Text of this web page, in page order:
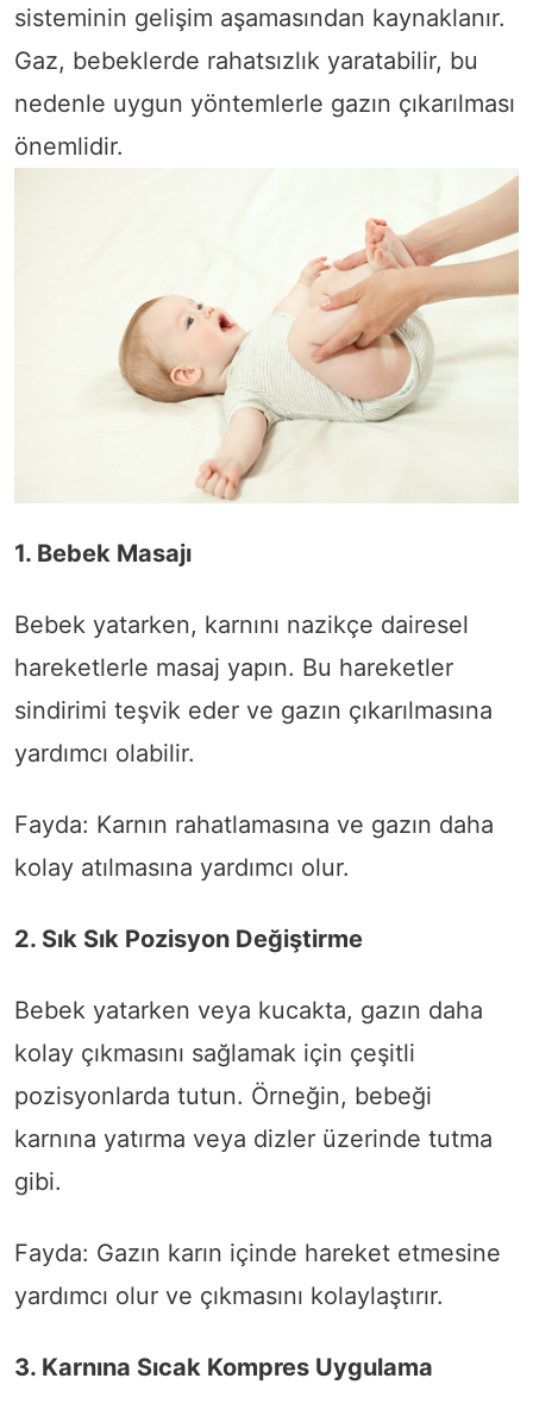
sisteminin gelişim aşamasından kaynaklanır.
Gaz, bebeklerde rahatsızlık yaratabilir, bu
nedenle uygun yöntemlerle gazın çıkarılması
önemlidir.
1. Bebek Masajı
Bebek yatarken, karnını nazikçe dairesel
hareketlerle masaj yapın. Bu hareketler
sindirimi teşvik eder ve gazın çıkarılmasına
yardımcı olabilir.
Fayda: Karnın rahatlamasına ve gazın daha
kolay atılmasına yardımcı olur.
2. Sık Sık Pozisyon Değiştirme
Bebek yatarken veya kucakta, gazın daha
kolay çıkmasını sağlamak için çeşitli
pozisyonlarda tutun. Örneğin, bebeği
karnına yatırma veya dizler üzerinde tutma
gibi.
Fayda: Gazın karın içinde hareket etmesine
yardımcı olur ve çıkmasını kolaylaştırır.
3. Karnına Sıcak Kompres Uygulama